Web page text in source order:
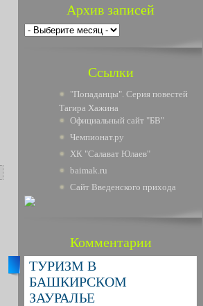
Архив записей
Ссылки
"Попаданцы". Серия повестей
Тагира Хажина
Официальный сайт "БВ"
Чемпионат.ру
ХК "Салават Юлаев"
baimak.ru
Сайт Введенского прихода
Комментарии
ТУРИЗМ В
БАШКИРСКОМ
ЗАУРАЛЬЕ